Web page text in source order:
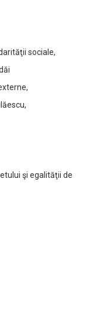
sociale,
egalităţii de